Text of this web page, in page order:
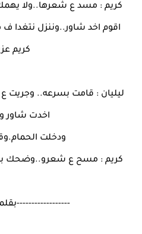
كريم : مسد ع شعرها..ولا يهمك
اقوم اخد شاور..وننزل نتغدا
كريم
ليليان : قامت بسرعه.. وجريت ع
اخدت شاور
ودخلت
كريم : مسح ع شعرو..وضحك
------------------